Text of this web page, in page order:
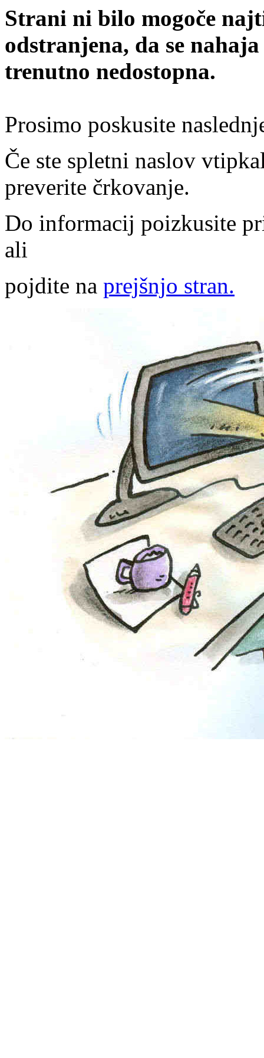
Strani ni bilo mogoče
odstranjena, da se
trenutno nedostopna.
Prosimo poskusite
Če ste spletni naslov
preverite črkovanje.
Do informacij poizkusite
ali
pojdite na prejšnjo stran.